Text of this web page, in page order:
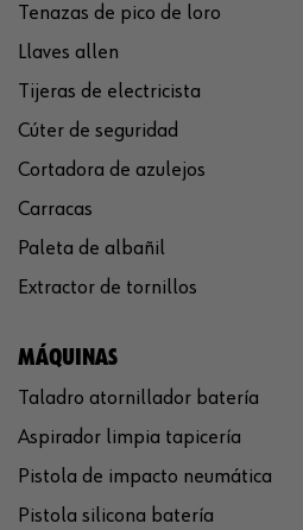
Tenazas de pico de loro
Llaves allen
Tijeras de electricista
Cúter de seguridad
Cortadora de azulejos
Carracas
Paleta de albañil
Extractor de tornillos
MÁQUINAS
Taladro atornillador batería
Aspirador limpia tapicería
Pistola de impacto neumática
Pistola silicona batería